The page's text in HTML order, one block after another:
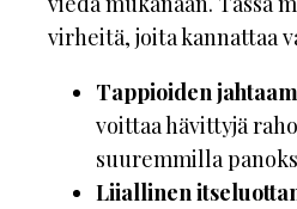
virheitä, joita kannattaa
Tappioiden
voittaa hävittyjä
suuremmilla
Liiallinen